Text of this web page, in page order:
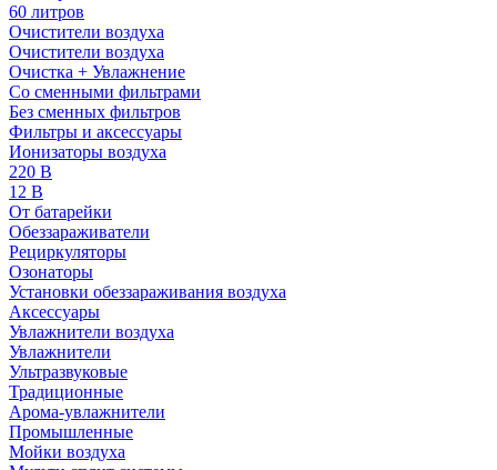
60 литров
Очистители воздуха
Очистители воздуха
Очистка + Увлажнение
Cо сменными фильтрами
Без сменных фильтров
Фильтры и аксессуары
Ионизаторы воздуха
220 В
12 В
От батарейки
Обеззараживатели
Рециркуляторы
Озонаторы
Установки обеззараживания воздуха
Аксессуары
Увлажнители воздуха
Увлажнители
Ультразвуковые
Традиционные
Арома-увлажнители
Промышленные
Мойки воздуха